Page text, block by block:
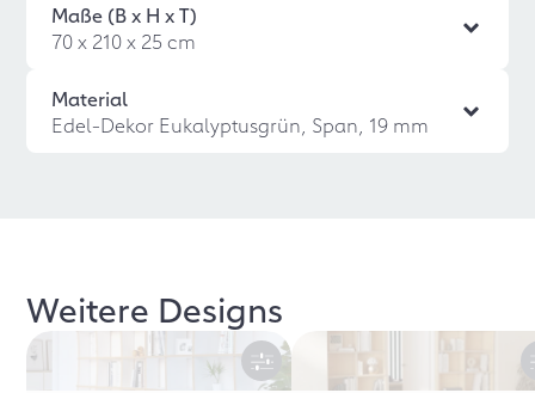
Maße (B x H x T)
70 x 210 x 25 cm
Material
Edel-Dekor Eukalyptusgrün, Span, 19 mm
Weitere Designs